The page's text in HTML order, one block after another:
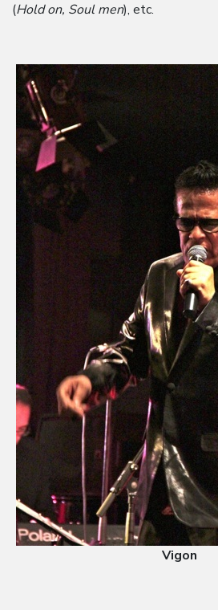
(Hold on, Soul men), etc.
Vigon